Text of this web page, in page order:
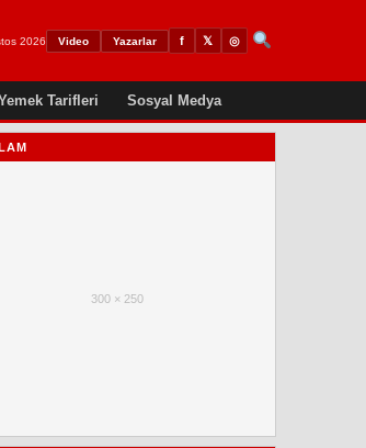
2026 Video Yazarlar f 𝕏 ◎
Tarifleri Sosyal Medya
300 × 250